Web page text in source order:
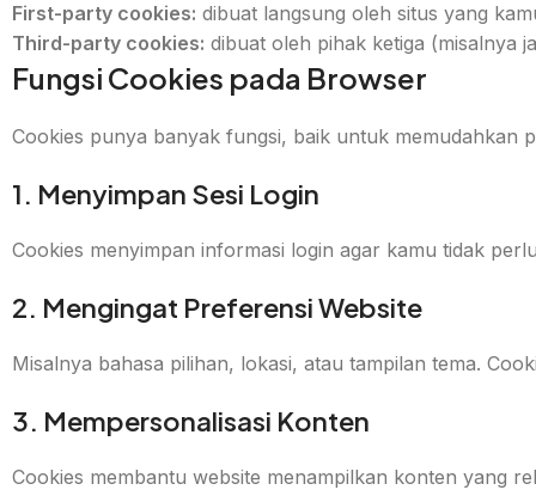
First-party cookies: dibuat langsung oleh situs yang
Third-party cookies: dibuat oleh pihak ketiga (misalnya
Fungsi Cookies pada Browser
Cookies punya banyak fungsi, baik untuk memudahkan
1. Menyimpan Sesi Login
Cookies menyimpan informasi login agar kamu tidak
2. Mengingat Preferensi Website
Misalnya bahasa pilihan, lokasi, atau tampilan tema.
3. Mempersonalisasi Konten
Cookies membantu website menampilkan konten yang